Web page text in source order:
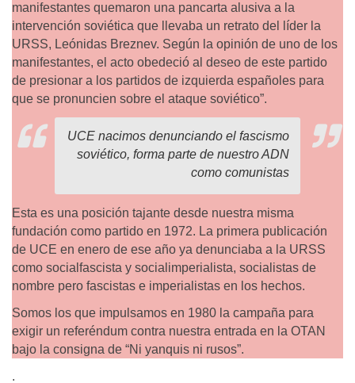
manifestantes quemaron una pancarta alusiva a la
intervención soviética que llevaba un retrato del líder la
URSS, Leónidas Breznev. Según la opinión de uno de los
manifestantes, el acto obedeció al deseo de este partido
de presionar a los partidos de izquierda españoles para
que se pronuncien sobre el ataque soviético”.
UCE nacimos denunciando el fascismo
soviético, forma parte de nuestro ADN
como comunistas
Esta es una posición tajante desde nuestra misma
fundación como partido en 1972. La primera publicación
de UCE en enero de ese año ya denunciaba a la URSS
como socialfascista y socialimperialista, socialistas de
nombre pero fascistas e imperialistas en los hechos.
Somos los que impulsamos en 1980 la campaña para
exigir un referéndum contra nuestra entrada en la OTAN
bajo la consigna de “Ni yanquis ni rusos”.
.